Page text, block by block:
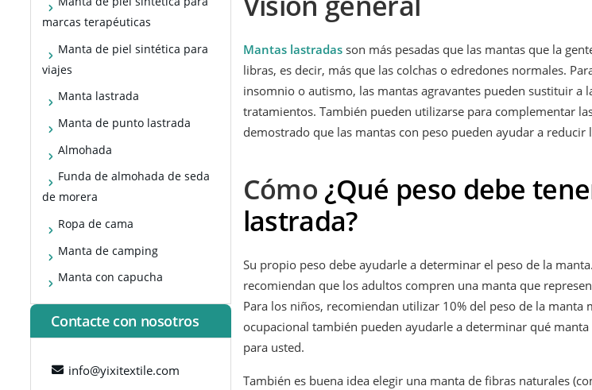
marcas terapéuticas
Manta de piel sintética para
viajes
Manta lastrada
Manta de punto lastrada
Almohada
Funda de almohada de seda
de morera
Ropa de cama
Manta de camping
Manta con capucha
Contacte con nosotros
info@yixitextile.com
Mantas lastradasson más pesadas que las mantas que la
libras, es decir, más que las colchas o edredones normales.
insomnio o autismo, las mantas agravantes pueden sustituir a
tratamientos. También pueden utilizarse para complementar
demostrado que las mantas con peso pueden ayudar a
Cómo ¿Qué peso debe
lastrada?
Su propio peso debe ayudarle a determinar el peso de la
recomiendan que los adultos compren una manta que
Para los niños, recomiendan utilizar 10% del peso de la manta
ocupacional también pueden ayudarle a determinar qué
para usted.
También es buena idea elegir una manta de fibras naturales